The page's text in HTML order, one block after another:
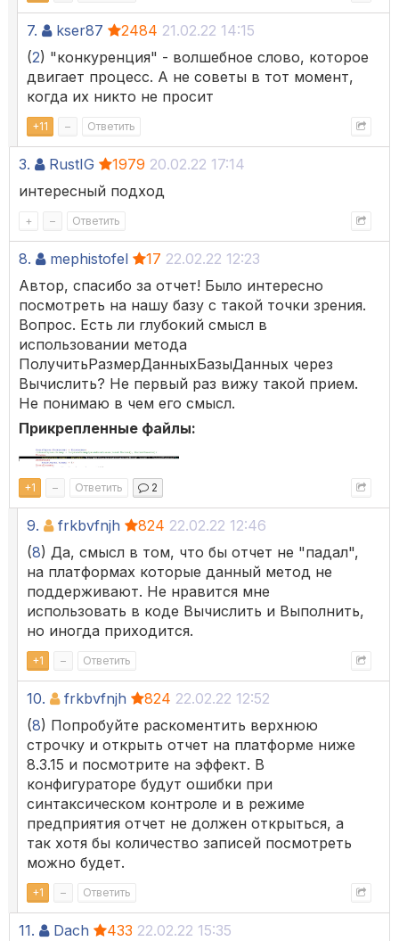
7. kser87 2484 21.02.22 14:15
(2) "конкуренция" - волшебное слово, которое
двигает процесс. А не советы в тот момент,
когда их никто не просит
+11 – Ответить
3. RustIG 1979 20.02.22 17:14
интересный подход
+ – Ответить
8. mephistofel 17 22.02.22 12:23
Автор, спасибо за отчет! Было интересно
посмотреть на нашу базу с такой точки зрения.
Вопрос. Есть ли глубокий смысл в
использовании метода
ПолучитьРазмерДанныхБазыДанных через
Вычислить? Не первый раз вижу такой прием.
Не понимаю в чем его смысл.
Прикрепленные файлы:
+1 – Ответить 2
9. frkbvfnjh 824 22.02.22 12:46
(8) Да, смысл в том, что бы отчет не "падал",
на платформах которые данный метод не
поддерживают. Не нравится мне
использовать в коде Вычислить и Выполнить,
но иногда приходится.
+1 – Ответить
10. frkbvfnjh 824 22.02.22 12:52
(8) Попробуйте раскоментить верхнюю
строчку и открыть отчет на платформе ниже
8.3.15 и посмотрите на эффект. В
конфигураторе будут ошибки при
синтаксическом контроле и в режиме
предприятия отчет не должен открыться, а
так хотя бы количество записей посмотреть
можно будет.
+1 – Ответить
11. Dach 433 22.02.22 15:35